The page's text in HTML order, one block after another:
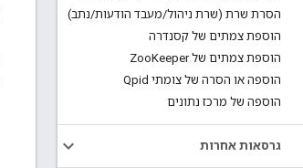
הסרת שרת (שרת ניהול/מעבד הודעות/נתב)
הוספת צמתים של קסנדרה
הוספת צמתים של ZooKeeper
הוספה או הסרה של צומתי Qpid
הוספה של מרכז נתונים
גרסאות אחרות